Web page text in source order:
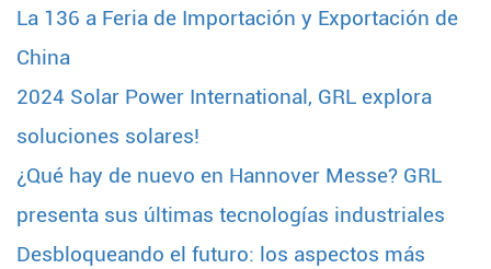
La 136 a Feria de Importación y Exportación de
China
2024 Solar Power International, GRL explora
soluciones solares!
¿Qué hay de nuevo en Hannover Messe? GRL
presenta sus últimas tecnologías industriales
Desbloqueando el futuro: los aspectos más